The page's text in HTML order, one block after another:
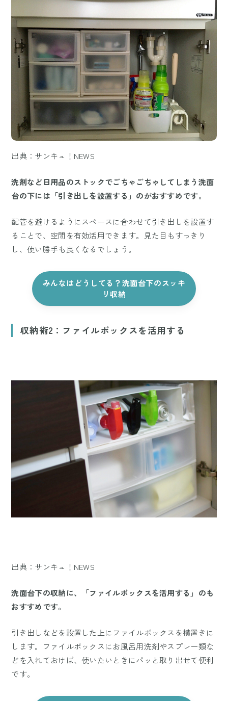
出典：サンキュ！NEWS
洗剤など日用品のストックでごちゃごちゃしてしまう洗面
台の下には「引き出しを設置する」のがおすすめです。
配管を避けるようにスペースに合わせて引き出しを設置す
ることで、空間を有効活用できます。見た目もすっきり
し、使い勝手も良くなるでしょう。
みんなはどうしてる？洗面台下のスッキ
リ収納
収納術2：ファイルボックスを活用する
出典：サンキュ！NEWS
洗面台下の収納に、「ファイルボックスを活用する」のも
おすすめです。
引き出しなどを設置した上にファイルボックスを横置きに
します。ファイルボックスにお風呂用洗剤やスプレー類な
どを入れておけば、使いたいときにパッと取り出せて便利
です。